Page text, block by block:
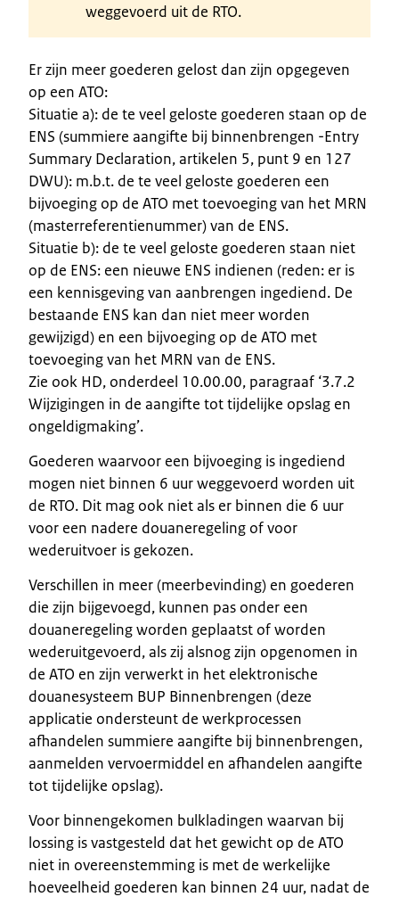
weggevoerd uit de RTO.
Er zijn meer goederen gelost dan zijn opgegeven
op een ATO:
Situatie a): de te veel geloste goederen staan op de
ENS (summiere aangifte bij binnenbrengen -Entry
Summary Declaration, artikelen 5, punt 9 en 127
DWU): m.b.t. de te veel geloste goederen een
bijvoeging op de ATO met toevoeging van het MRN
(masterreferentienummer) van de ENS.
Situatie b): de te veel geloste goederen staan niet
op de ENS: een nieuwe ENS indienen (reden: er is
een kennisgeving van aanbrengen ingediend. De
bestaande ENS kan dan niet meer worden
gewijzigd) en een bijvoeging op de ATO met
toevoeging van het MRN van de ENS.
Zie ook HD, onderdeel 10.00.00, paragraaf ‘3.7.2
Wijzigingen in de aangifte tot tijdelijke opslag en
ongeldigmaking’.
Goederen waarvoor een bijvoeging is ingediend
mogen niet binnen 6 uur weggevoerd worden uit
de RTO. Dit mag ook niet als er binnen die 6 uur
voor een nadere douaneregeling of voor
wederuitvoer is gekozen.
Verschillen in meer (meerbevinding) en goederen
die zijn bijgevoegd, kunnen pas onder een
douaneregeling worden geplaatst of worden
wederuitgevoerd, als zij alsnog zijn opgenomen in
de ATO en zijn verwerkt in het elektronische
douanesysteem BUP Binnenbrengen (deze
applicatie ondersteunt de werkprocessen
afhandelen summiere aangifte bij binnenbrengen,
aanmelden vervoermiddel en afhandelen aangifte
tot tijdelijke opslag).
Voor binnengekomen bulkladingen waarvan bij
lossing is vastgesteld dat het gewicht op de ATO
niet in overeenstemming is met de werkelijke
hoeveelheid goederen kan binnen 24 uur, nadat de